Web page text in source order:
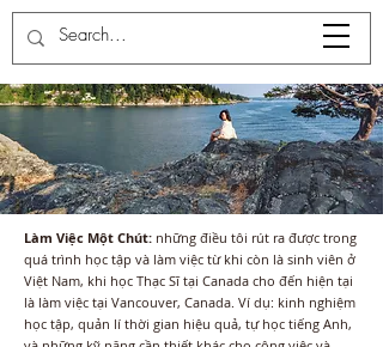
Làm Việc Một Chút: những điều tôi rút ra được trong
quá trình học tập và làm việc từ khi còn là sinh viên ở
Việt Nam, khi học Thạc Sĩ tại Canada cho đến hiện tại
là làm việc tại Vancouver, Canada. Ví dụ: kinh nghiệm
học tập, quản lí thời gian hiệu quả, tự học tiếng Anh,